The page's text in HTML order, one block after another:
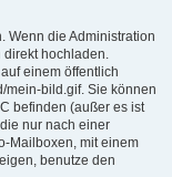
Wenn die Administration
direkt hochladen.
einem öffentlich
mein-bild.gif. Sie können
befinden (außer es ist
nur nach einer
Mailboxen, mit einem
benutze den